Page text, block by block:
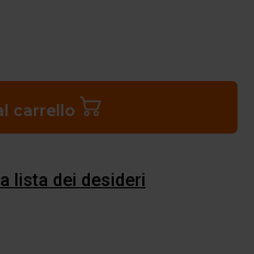
carrello
lista dei desideri